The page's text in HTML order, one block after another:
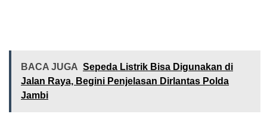
BACA JUGA Sepeda Listrik Bisa Digunakan di
Jalan Raya, Begini Penjelasan Dirlantas Polda
Jambi